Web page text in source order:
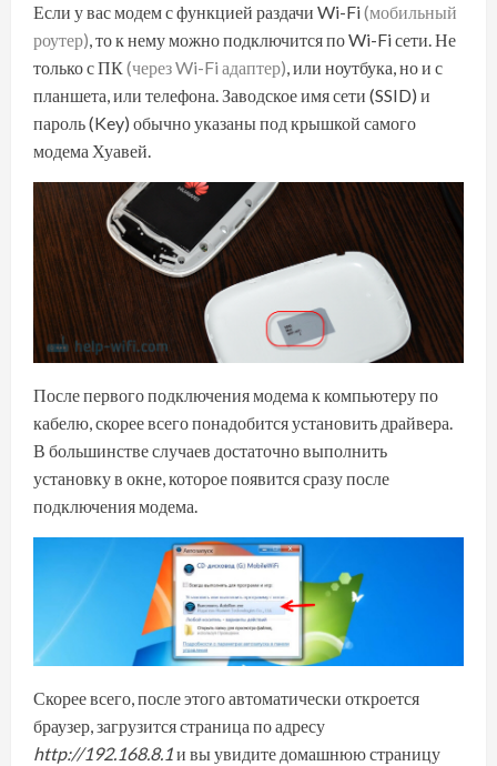
Если у вас модем с функцией раздачи Wi-Fi(мобильный
роутер), то к нему можно подключится по Wi-Fi сети. Не
только с ПК(через Wi-Fi адаптер), или ноутбука, но и с
планшета, или телефона. Заводское имя сети (SSID) и
пароль (Key) обычно указаны под крышкой самого
модема Хуавей.
После первого подключения модема к компьютеру по
кабелю, скорее всего понадобится установить драйвера.
В большинстве случаев достаточно выполнить
установку в окне, которое появится сразу после
подключения модема.
Скорее всего, после этого автоматически откроется
браузер, загрузится страница по адресу
http://192.168.8.1и вы увидите домашнюю страницу